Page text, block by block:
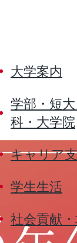
大学案内
学部・短
科・大学院
キャリア
学生生活
社会貢献